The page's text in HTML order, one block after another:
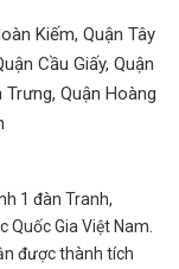
Kiếm, Quận Tây
Cầu Giấy, Quận
Quận Hoàng
1 đàn Tranh,
Gia Việt Nam.
được thành tích